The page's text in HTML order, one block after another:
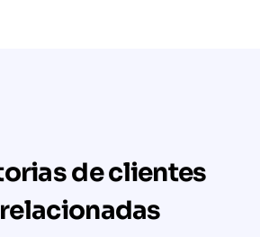
de clientes
relacionadas